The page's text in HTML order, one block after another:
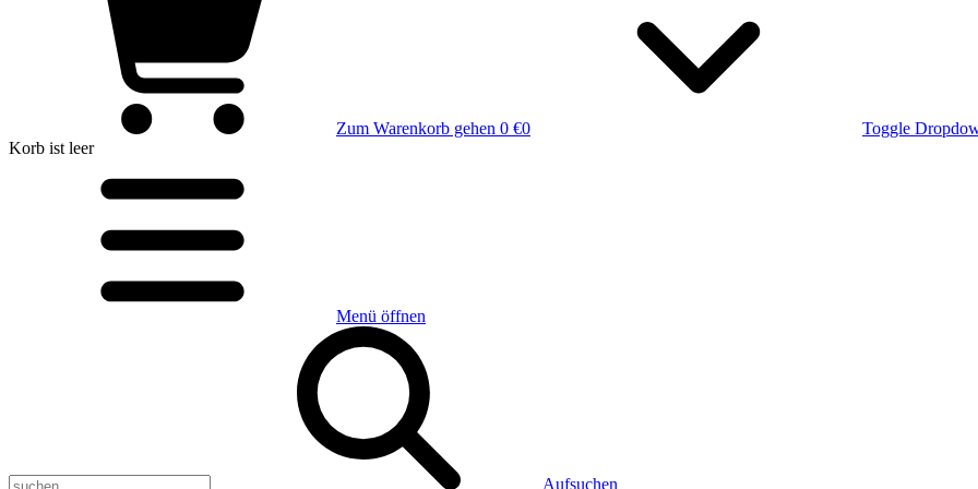
Zum Warenkorb gehen 0 €0
Toggle
Korb ist leer
Menü öffnen
Aufsuchen